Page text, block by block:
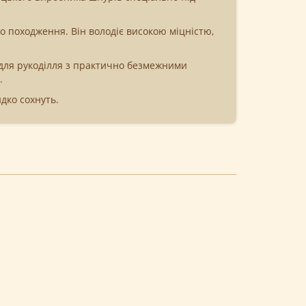
Він володіє високою міцністю,
рукоділля з практично безмежними
сохнуть.